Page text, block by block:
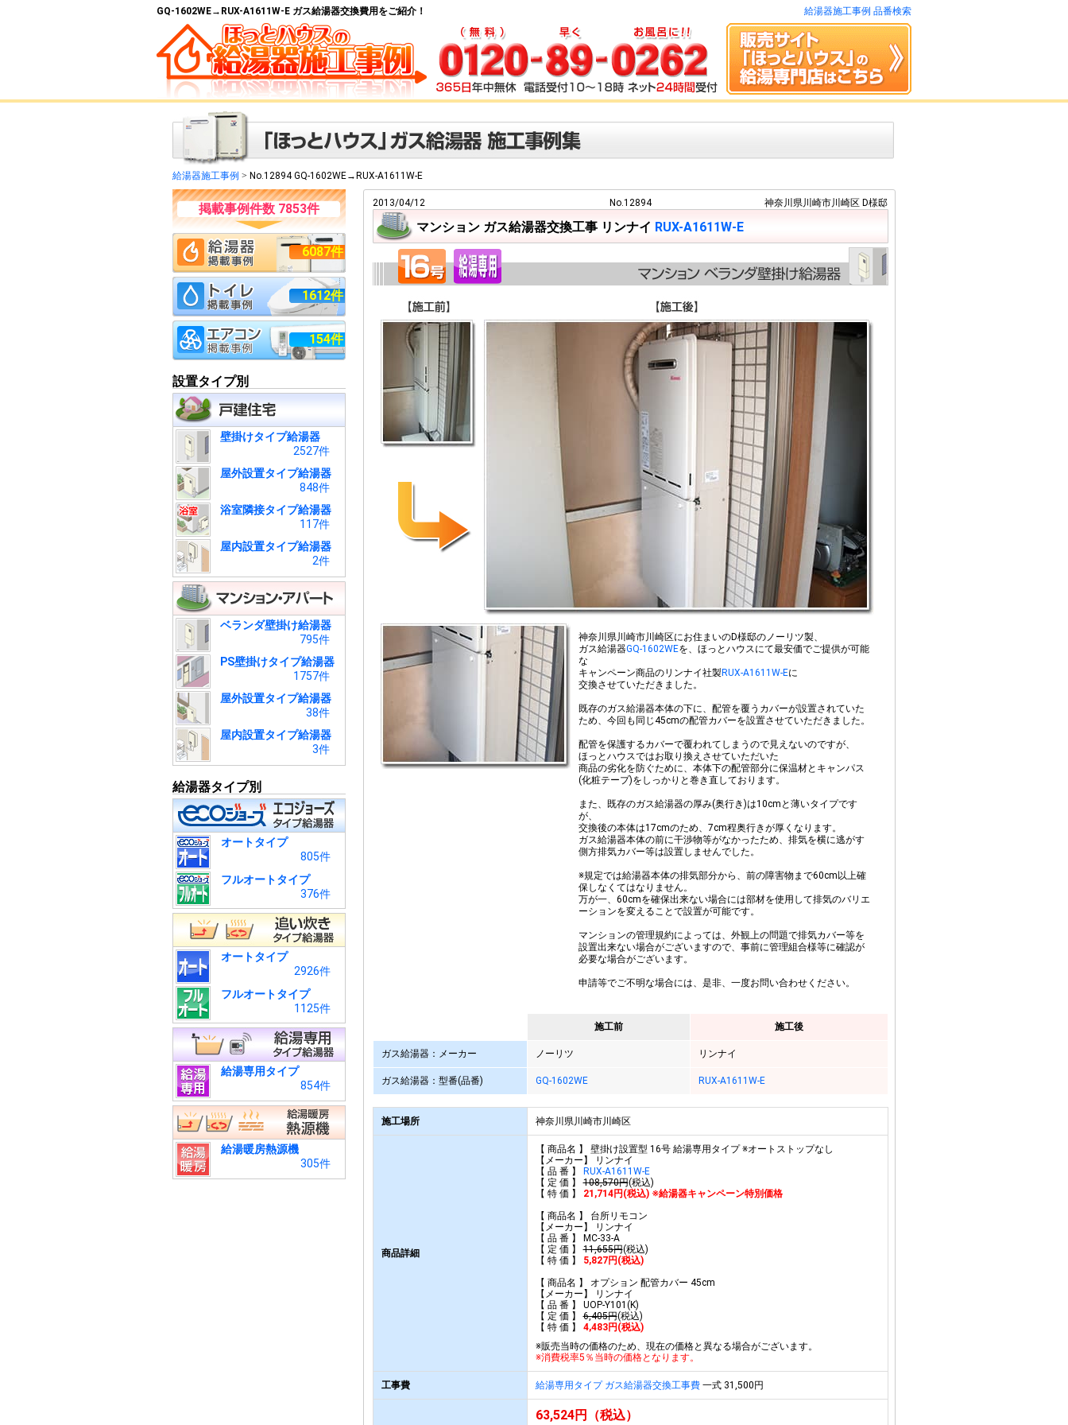
GQ-1602WE→RUX-A1611W-E ガス給湯器交換費用をご紹介！ 給湯器施工事例 品番検索
給湯器施工事例 > No.12894 GQ-1602WE→RUX-A1611W-E
掲載事例件数 7853件
6087件
1612件
154件
設置タイプ別
壁掛けタイプ給湯器
2527件
屋外設置タイプ給湯器
848件
浴室隣接タイプ給湯器
117件
屋内設置タイプ給湯器
2件
ベランダ壁掛け給湯器
795件
PS壁掛けタイプ給湯器
1757件
屋外設置タイプ給湯器
38件
屋内設置タイプ給湯器
3件
給湯器タイプ別
オートタイプ
805件
フルオートタイプ
376件
オートタイプ
2926件
フルオートタイプ
1125件
給湯専用タイプ
854件
給湯暖房熱源機
305件
2013/04/12 No.12894 神奈川県川崎市川崎区 D様邸
マンション ガス給湯器交換工事 リンナイ RUX-A1611W-E
神奈川県川崎市川崎区にお住まいのD様邸のノーリツ製、
ガス給湯器GQ-1602WEを、ほっとハウスにて最安価でご提供が可能
な
キャンペーン商品のリンナイ社製RUX-A1611W-Eに
交換させていただきました。
既存のガス給湯器本体の下に、配管を覆うカバーが設置されていた
ため、今回も同じ45cmの配管カバーを設置させていただきました。
配管を保護するカバーで覆われてしまうので見えないのですが、
ほっとハウスではお取り換えさせていただいた
商品の劣化を防ぐために、本体下の配管部分に保温材とキャンパス
(化粧テープ)をしっかりと巻き直しております。
また、既存のガス給湯器の厚み(奥行き)は10cmと薄いタイプです
が、
交換後の本体は17cmのため、7cm程奥行きが厚くなります。
ガス給湯器本体の前に干渉物等がなかったため、排気を横に逃がす
側方排気カバー等は設置しませんでした。
※規定では給湯器本体の排気部分から、前の障害物まで60cm以上確
保しなくてはなりません。
万が一、60cmを確保出来ない場合には部材を使用して排気のバリエ
ーションを変えることで設置が可能です。
マンションの管理規約によっては、外観上の問題で排気カバー等を
設置出来ない場合がございますので、事前に管理組合様等に確認が
必要な場合がございます。
申請等でご不明な場合には、是非、一度お問い合わせください。
施工前 施工後
ガス給湯器：メーカー ノーリツ リンナイ
ガス給湯器：型番(品番) GQ-1602WE RUX-A1611W-E
施工場所 神奈川県川崎市川崎区
商品詳細
【 商品名 】 壁掛け設置型 16号 給湯専用タイプ ※オートストップなし
【メーカー】 リンナイ
【 品 番 】
RUX-A1611W-E
【 定 価 】108,570円(税込)
【 特 価 】
21,714円(税込) ※給湯器キャンペーン特別価格
【 商品名 】 台所リモコン
【メーカー】 リンナイ
【 品 番 】 MC-33-A
【 定 価 】11,655円(税込)
【 特 価 】
5,827円(税込)
【 商品名 】 オプション 配管カバー 45cm
【メーカー】 リンナイ
【 品 番 】 UOP-Y101(K)
【 定 価 】6,405円(税込)
【 特 価 】 4,483円(税込)
※販売当時の価格のため、現在の価格と異なる場合がございます。
※消費税率5％当時の価格となります。
工事費 給湯専用タイプ ガス給湯器交換工事費一式 31,500円
63,524円（税込）